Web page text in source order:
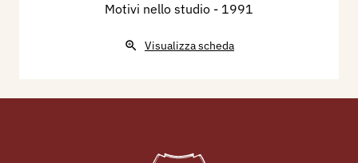
Motivi nello studio - 1991
Visualizza scheda